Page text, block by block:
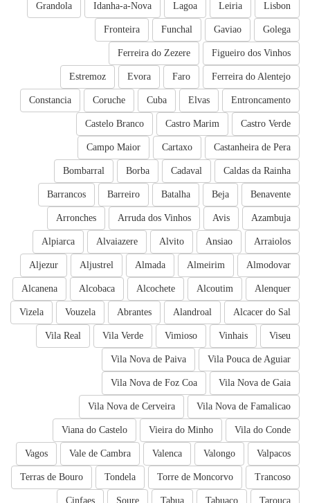
Lisbon
Leiria
Lagoa
Idanha-a-Nova
Grandola
Golega
Gaviao
Funchal
Fronteira
Figueiro dos Vinhos
Ferreira do Zezere
Ferreira do Alentejo
Faro
Evora
Estremoz
Entroncamento
Elvas
Cuba
Coruche
Constancia
Castro Verde
Castro Marim
Castelo Branco
Castanheira de Pera
Cartaxo
Campo Maior
Caldas da Rainha
Cadaval
Borba
Bombarral
Benavente
Beja
Batalha
Barreiro
Barrancos
Azambuja
Avis
Arruda dos Vinhos
Arronches
Arraiolos
Ansiao
Alvito
Alvaiazere
Alpiarca
Almodovar
Almeirim
Almada
Aljustrel
Aljezur
Alenquer
Alcoutim
Alcochete
Alcobaca
Alcanena
Alcacer do Sal
Alandroal
Abrantes
Vouzela
Vizela
Viseu
Vinhais
Vimioso
Vila Verde
Vila Real
Vila Pouca de Aguiar
Vila Nova de Paiva
Vila Nova de Gaia
Vila Nova de Foz Coa
Vila Nova de Famalicao
Vila Nova de Cerveira
Vila do Conde
Vieira do Minho
Viana do Castelo
Valpacos
Valongo
Valenca
Vale de Cambra
Vagos
Trancoso
Torre de Moncorvo
Tondela
Terras de Bouro
Tarouca
Tabuaco
Tabua
Soure
Cinfaes